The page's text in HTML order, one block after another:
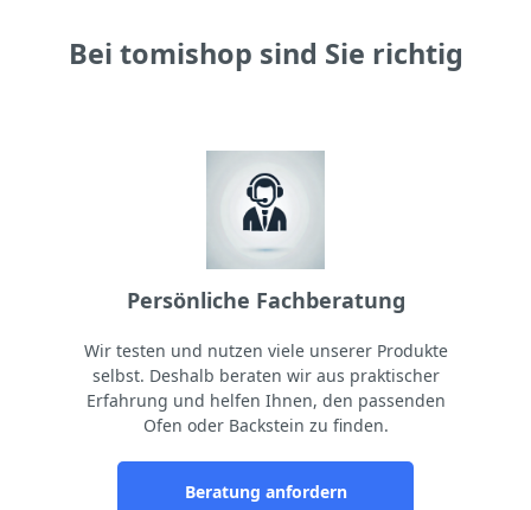
Bei tomishop sind Sie richtig
Persönliche Fachberatung
Wir testen und nutzen viele unserer Produkte
selbst. Deshalb beraten wir aus praktischer
Erfahrung und helfen Ihnen, den passenden
Ofen oder Backstein zu finden.
Beratung anfordern